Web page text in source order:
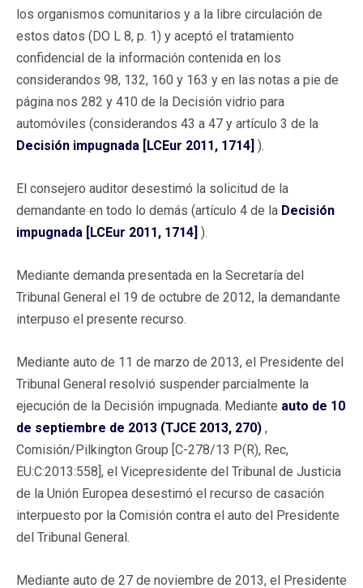
los organismos comunitarios y a la libre circulación de
estos datos (DO L 8, p. 1) y aceptó el tratamiento
confidencial de la información contenida en los
considerandos 98, 132, 160 y 163 y en las notas a pie de
página nos 282 y 410 de la Decisión vidrio para
automóviles (considerandos 43 a 47 y artículo 3 de la
Decisión impugnada [LCEur 2011, 1714] ).
El consejero auditor desestimó la solicitud de la
demandante en todo lo demás (artículo 4 de la Decisión
impugnada [LCEur 2011, 1714] ).
Mediante demanda presentada en la Secretaría del
Tribunal General el 19 de octubre de 2012, la demandante
interpuso el presente recurso.
Mediante auto de 11 de marzo de 2013, el Presidente del
Tribunal General resolvió suspender parcialmente la
ejecución de la Decisión impugnada. Mediante auto de 10
de septiembre de 2013 (TJCE 2013, 270) ,
Comisión/Pilkington Group [C-278/13 P(R), Rec,
EU:C:2013:558], el Vicepresidente del Tribunal de Justicia
de la Unión Europea desestimó el recurso de casación
interpuesto por la Comisión contra el auto del Presidente
del Tribunal General.
Mediante auto de 27 de noviembre de 2013, el Presidente